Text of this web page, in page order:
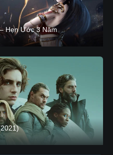
Hẹn Ước 3 Năm